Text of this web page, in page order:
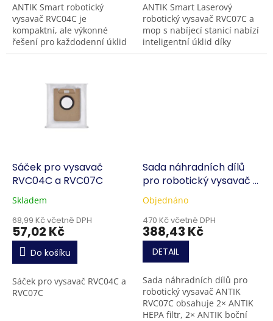
ANTIK Smart robotický
vysavač RVC04C je
kompaktní, ale výkonné
řešení pro každodenní úklid
domácnosti. Díky laserové
ANTIK Smart Laserový
robotický vysavač RVC07C a
mop s nabíjecí stanicí nabízí
inteligentní úklid díky
přesné laserové navigaci
Sáček pro vysavač
RVC04C a RVC07C
Skladem
68,99 Kč včetně DPH
57,02 Kč
Do košíku
Sáček pro vysavač RVC04C a
RVC07C
Sada náhradních dílů
pro robotický vysavač a
mop RVC04C
Objednáno
470 Kč včetně DPH
388,43 Kč
DETAIL
Sada náhradních dílů pro
robotický vysavač ANTIK
RVC07C obsahuje 2× ANTIK
HEPA filtr, 2× ANTIK boční